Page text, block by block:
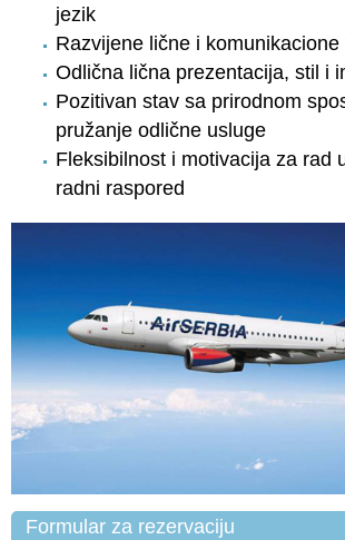
jezik
Razvijene lične i komunikacione
Odlična lična prezentacija, stil i
Pozitivan stav sa prirodnom
pružanje odlične usluge
Fleksibilnost i motivacija za rad
radni raspored
Formular za rezervaciju